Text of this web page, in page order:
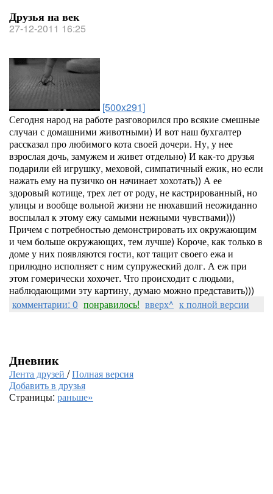
Друзья на век
27-12-2011 16:25
[500x291]
Сегодня народ на работе разговорился про всякие смешные
случаи с домашними животными) И вот наш бухгалтер
рассказал про любимого кота своей дочери. Ну, у нее
взрослая дочь, замужем и живет отдельно) И как-то друзья
подарили ей игрушку, меховой, симпатичный ежик, но если
нажать ему на пузичко он начинает хохотать)) А ее
здоровый котище, трех лет от роду, не кастрированный, но
улицы и вообще вольной жизни не нюхавший неожиданно
воспылал к этому ежу самыми нежными чувствами)))
Причем с потребностью демонстрировать их окружающим
и чем больше окружающих, тем лучше) Короче, как только в
доме у них появляются гости, кот тащит своего ежа и
прилюдно исполняет с ним супружеский долг. А еж при
этом гомерически хохочет. Что происходит с людьми,
наблюдающими эту картину, думаю можно представить)))
комментарии: 0 понравилось! вверх^ к полной версии
Дневник
Лента друзей /Полная версия
Добавить в друзья
Страницы: раньше»